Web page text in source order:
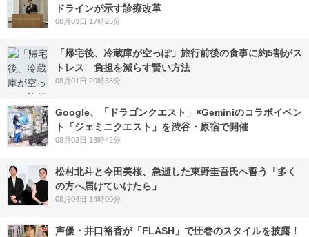
ドラインが示す診療改革
08月03日 17時25分
「帰宅後、冷蔵庫が空っぽ」旅行前後の食事に約5割がス
トレス 負担を減らす賢い方法
08月01日 20時33分
Google、「ドラゴンクエスト」×Geminiのコラボイベン
ト「ジェミニクエスト」を渋谷・原宿で開催
08月03日 18時42分
松村北斗と今田美桜、急逝した東野圭吾氏へ誓う「多く
の方へ届けていけたら」
08月04日 14時00分
声優・井口裕香が「FLASH」で圧巻のスタイルを披露！